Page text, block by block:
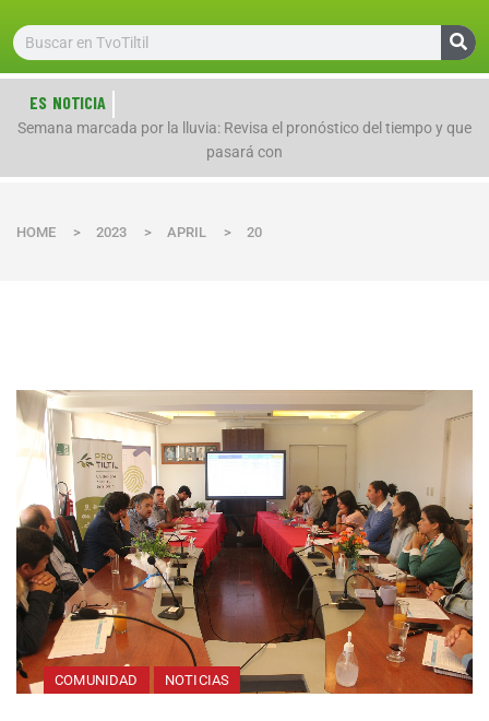
ES NOTICIA
Semana marcada por la lluvia: Revisa el pronóstico del tiempo y que
pasará con
HOME > 2023 > APRIL > 20
COMUNIDAD NOTICIAS